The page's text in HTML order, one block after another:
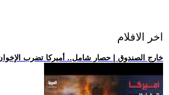
اخر الافلام
.. خارج الصندوق | حصار شامل.. أميركا تضرب